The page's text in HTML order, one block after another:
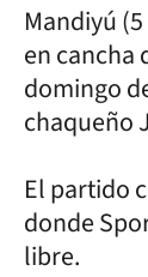
Mandiyú
en cancha
domingo
chaqueño
El partido
donde
libre.